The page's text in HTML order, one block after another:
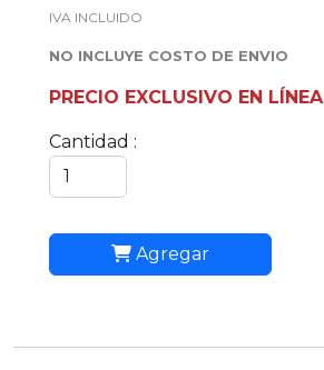
IVA INCLUIDO
NO INCLUYE COSTO DE ENVIO
PRECIO EXCLUSIVO EN LÍNEA
Cantidad :
Agregar